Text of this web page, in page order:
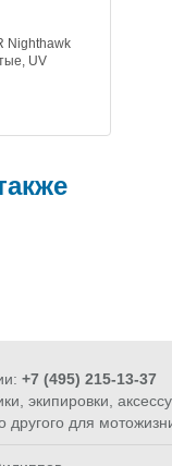
Nighthawk
UV
+7 (495) 215-13-37
экипировки,
другого для